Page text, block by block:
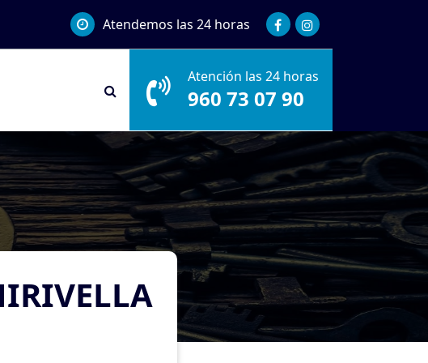
Atendemos las 24 horas
Atención las 24 horas
960 73 07 90